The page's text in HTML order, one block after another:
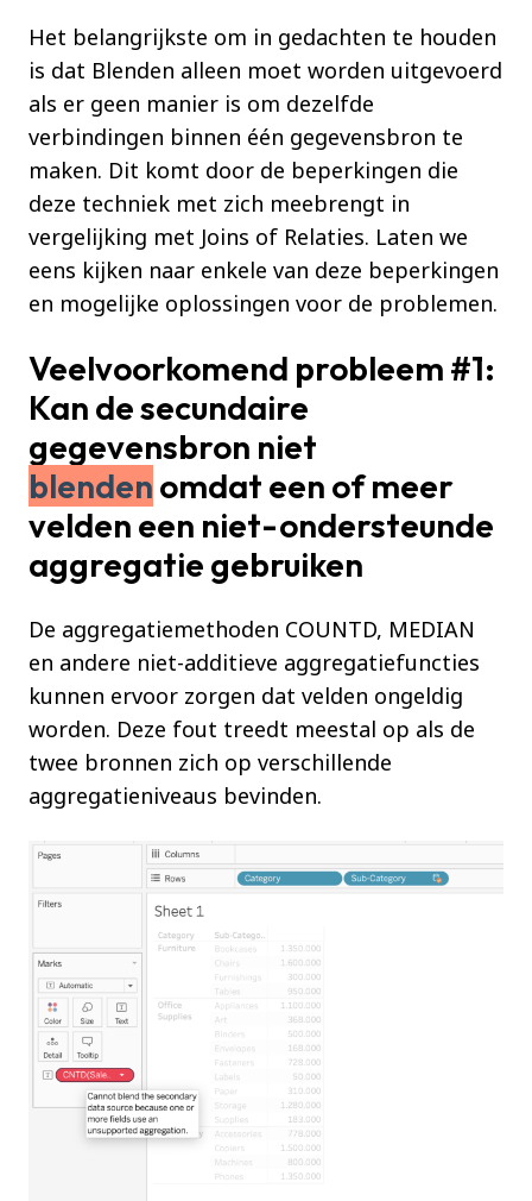
Het belangrijkste om in gedachten te houden
is dat Blenden alleen moet worden uitgevoerd
als er geen manier is om dezelfde
verbindingen binnen één gegevensbron te
maken. Dit komt door de beperkingen die
deze techniek met zich meebrengt in
vergelijking met Joins of Relaties. Laten we
eens kijken naar enkele van deze beperkingen
en mogelijke oplossingen voor de problemen.
Veelvoorkomend probleem #1:
Kan de secundaire
gegevensbron niet
blenden omdat een of meer
velden een niet-ondersteunde
aggregatie gebruiken
De aggregatiemethoden COUNTD, MEDIAN
en andere niet-additieve aggregatiefuncties
kunnen ervoor zorgen dat velden ongeldig
worden. Deze fout treedt meestal op als de
twee bronnen zich op verschillende
aggregatieniveaus bevinden.